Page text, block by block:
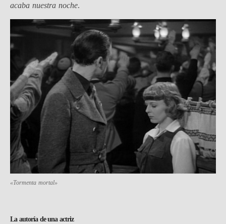
acaba nuestra noche.
«Tormenta mortal»
La autoría de una actriz